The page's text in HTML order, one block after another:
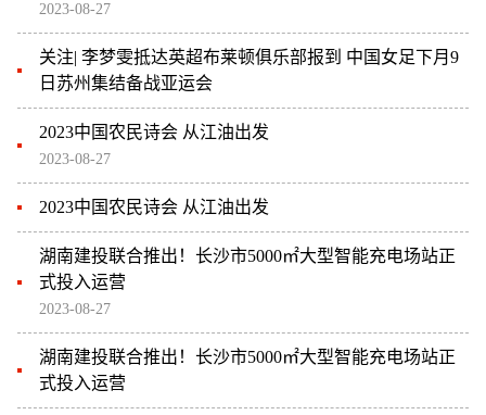
2023-08-27
关注| 李梦雯抵达英超布莱顿俱乐部报到 中国女足下月9
日苏州集结备战亚运会
2023中国农民诗会 从江油出发
2023-08-27
2023中国农民诗会 从江油出发
湖南建投联合推出！长沙市5000㎡大型智能充电场站正
式投入运营
2023-08-27
湖南建投联合推出！长沙市5000㎡大型智能充电场站正
式投入运营